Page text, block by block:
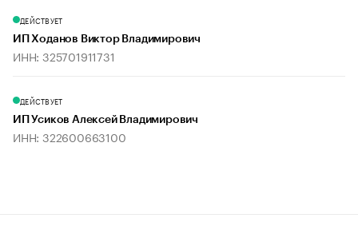
ДЕЙСТВУЕТ
ИП Ходанов Виктор Владимирович
ИНН: 325701911731
ДЕЙСТВУЕТ
ИП Усиков Алексей Владимирович
ИНН: 322600663100